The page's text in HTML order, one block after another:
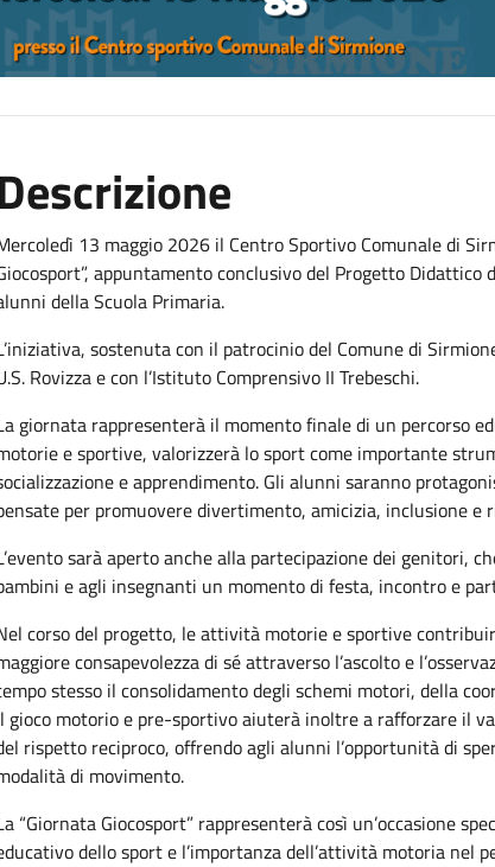
Descrizione
13 maggio 2026 il Centro Sportivo Comunale di
appuntamento conclusivo del Progetto
della Scuola Primaria.
sostenuta con il patrocinio del Comune di
Rovizza e con l’Istituto Comprensivo II Trebeschi.
giornata rappresenterà il momento finale di un percorso
e sportive, valorizzerà lo sport come importante
e apprendimento. Gli alunni saranno
per promuovere divertimento, amicizia, inclusione e
sarà aperto anche alla partecipazione dei genitori,
e agli insegnanti un momento di festa, incontro e
corso del progetto, le attività motorie e sportive
consapevolezza di sé attraverso l’ascolto e
stesso il consolidamento degli schemi motori, della
gioco motorio e pre-sportivo aiuterà inoltre a rafforzare il
rispetto reciproco, offrendo agli alunni l’opportunità di
di movimento.
“Giornata Giocosport” rappresenterà così un’occasione
dello sport e l’importanza dell’attività motoria nel